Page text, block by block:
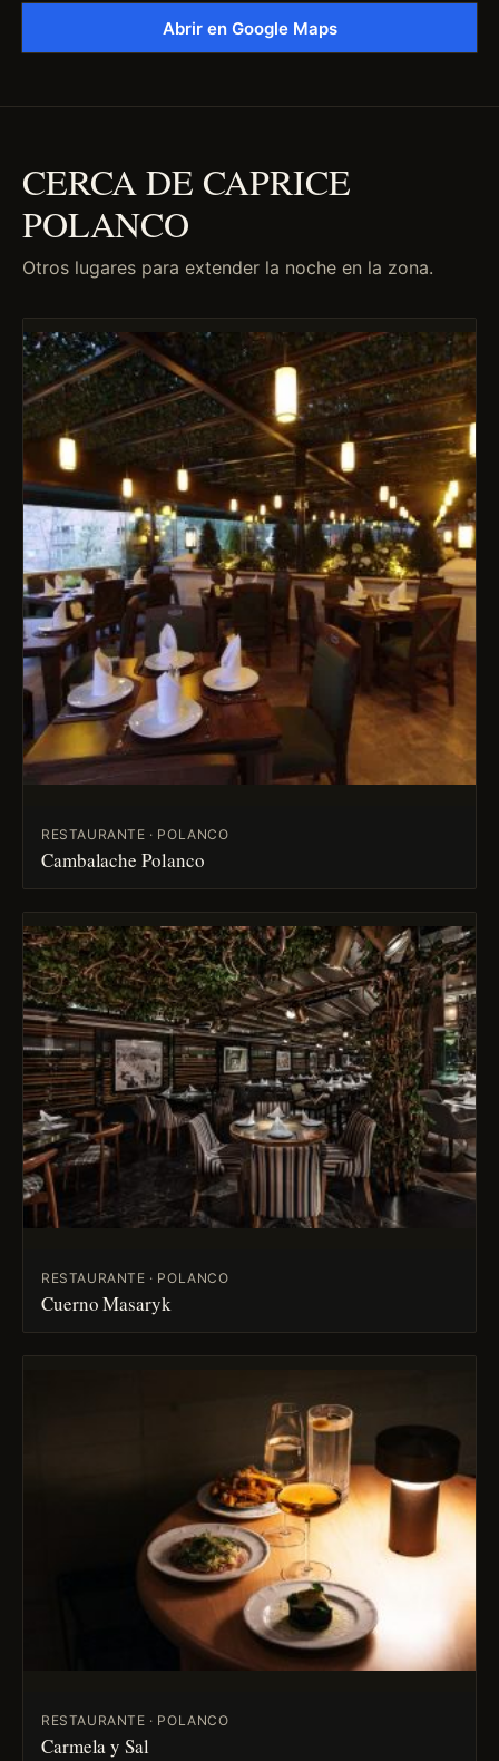
Abrir en Google Maps
CERCA DE CAPRICE
POLANCO
Otros lugares para extender la noche en la zona.
RESTAURANTE · POLANCO
Cambalache Polanco
RESTAURANTE · POLANCO
Cuerno Masaryk
RESTAURANTE · POLANCO
Carmela y Sal